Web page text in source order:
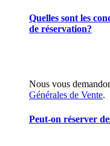
Quelles sont les
de réservation?
Nous vous
Générales de Vente.
Peut-on réserver